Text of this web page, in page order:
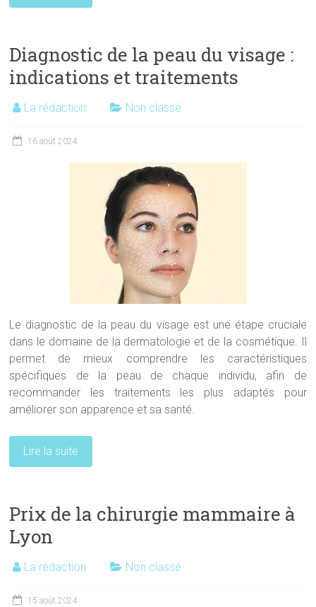
Diagnostic de la peau du visage :
indications et traitements
La rédaction Non classé
16 août 2024
Le diagnostic de la peau du visage est une étape cruciale
dans le domaine de la dermatologie et de la cosmétique. Il
permet de mieux comprendre les caractéristiques
spécifiques de la peau de chaque individu, afin de
recommander les traitements les plus adaptés pour
améliorer son apparence et sa santé.
Lire la suite
Prix de la chirurgie mammaire à
Lyon
La rédaction Non classé
15 août 2024